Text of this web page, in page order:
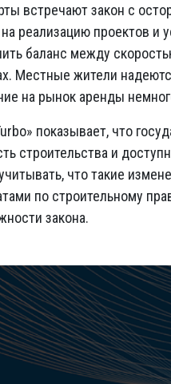
встречают закон с
реализацию проектов и
баланс между
Местные жители
на рынок аренды
показывает, что
строительства и
что такие
по строительному
закона.